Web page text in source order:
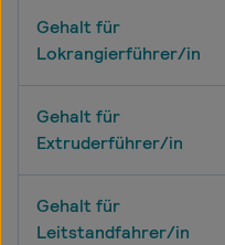
Gehalt für
Lokrangierführer/in
Gehalt für
Extruderführer/in
Gehalt für
Leitstandfahrer/in